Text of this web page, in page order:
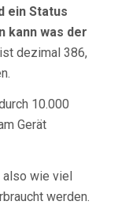
ein Status
kann was der
dezimal 386,
10.000
Gerät
wie viel
werden.